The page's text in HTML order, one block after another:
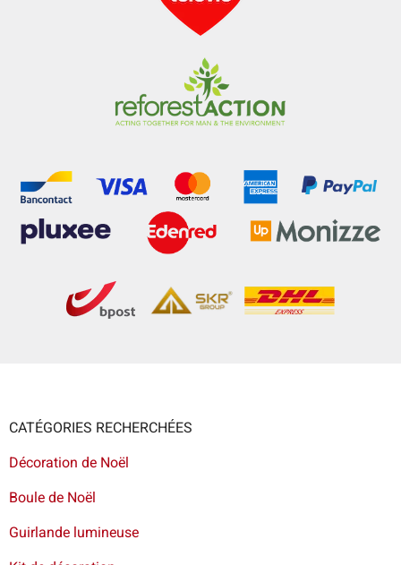
CATÉGORIES RECHERCHÉES
Décoration de Noël
Boule de Noël
Guirlande lumineuse